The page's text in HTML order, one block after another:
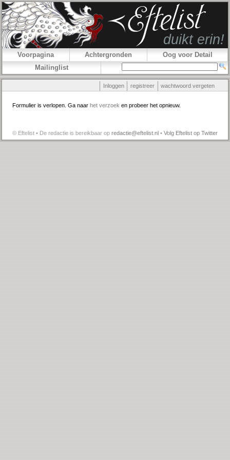
Voorpagina Achtergronden
Oog voor Detail
Mailinglist
Inloggen registreer wachtwoord vergeten
Formulier is verlopen. Ga naar het verzoek en probeer het opnieuw.
© Eftelist • De redactie is bereikbaar op redactie@eftelist.nl • Volg Eftelist op Twitter